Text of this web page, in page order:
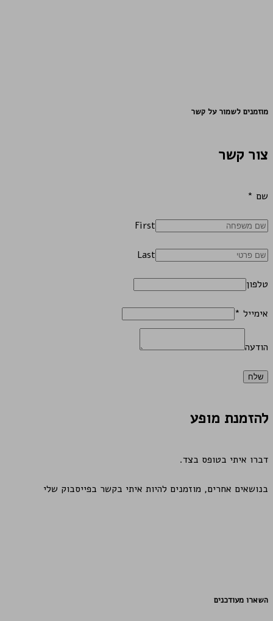
מוזמנים לשמור על קשר
צור קשר
שם *
First
Last
טלפון
אימייל *
הודעה
שלח
להזמנת מופע
דברו איתי בטופס בצד.
בנושאים אחרים, מוזמנים להיות איתי בקשר בפייסבוק שלי
השארו מעודכנים